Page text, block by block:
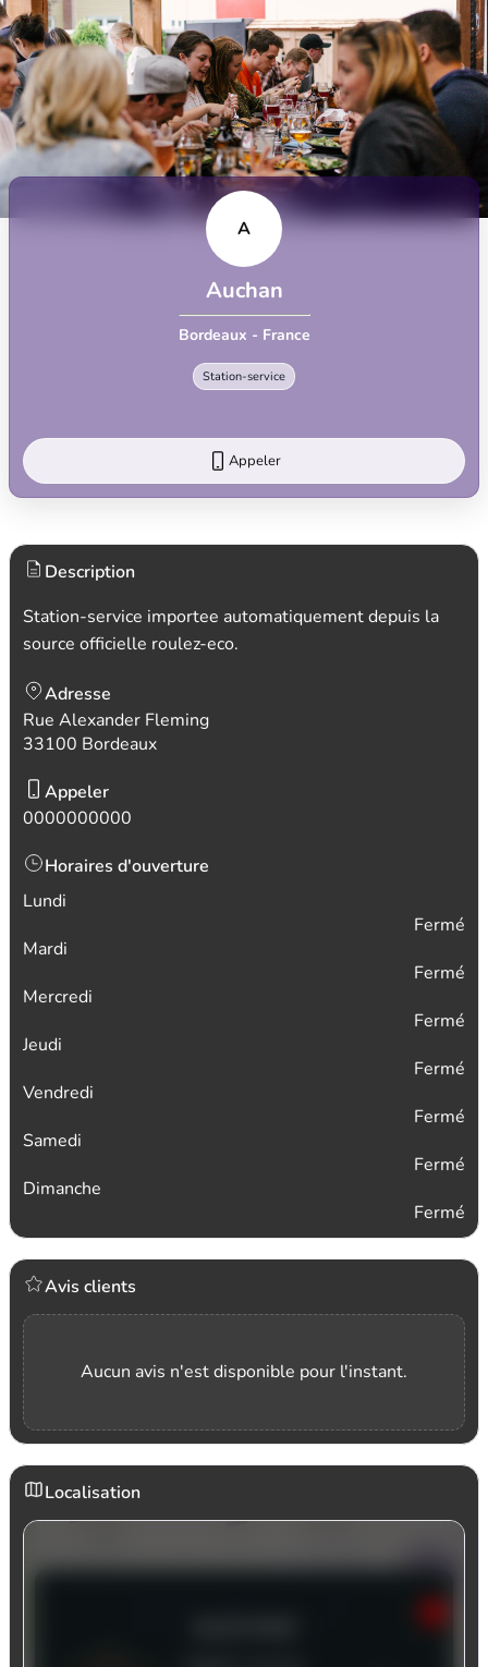
A
Auchan
Bordeaux - France
Station-service
Appeler
Description
Station-service importee automatiquement depuis la
source officielle roulez-eco.
Adresse
Rue Alexander Fleming
33100 Bordeaux
Appeler
0000000000
Horaires d'ouverture
Lundi
Fermé
Mardi
Fermé
Mercredi
Fermé
Jeudi
Fermé
Vendredi
Fermé
Samedi
Fermé
Dimanche
Fermé
Avis clients
Aucun avis n'est disponible pour l'instant.
Localisation